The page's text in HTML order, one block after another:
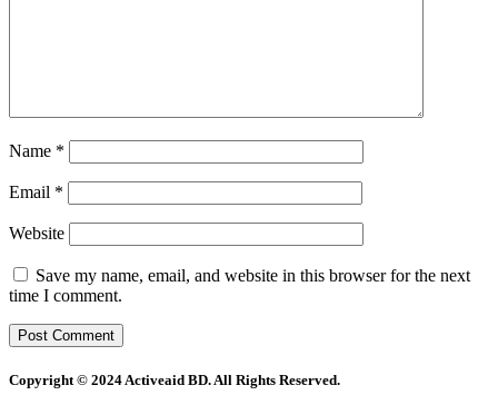
Name *
Email *
Website
Save my name, email, and website in this browser for the next
time I comment.
Copyright © 2024 Activeaid BD. All Rights Reserved.